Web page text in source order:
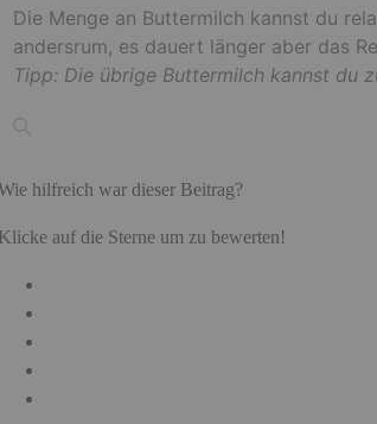
Die Menge an Buttermilch kannst du
andersrum, es dauert länger aber das
Tipp: Die übrige Buttermilch kannst du
hilfreich war dieser Beitrag?
auf die Sterne um zu bewerten!